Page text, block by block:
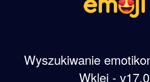
Wyszukiwanie
Wklej - v17.0